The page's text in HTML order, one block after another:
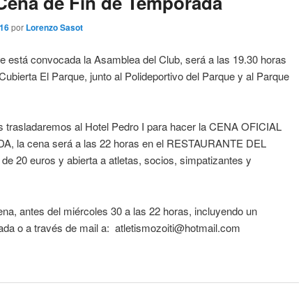
por Lorenzo Sasot
está convocada la Asamblea del Club, será a las 19.30 horas
El Parque, junto al Polideportivo del Parque y al Parque
trasladaremos al Hotel Pedro I para hacer la CENA OFICIAL
la cena será a las 22 horas en el RESTAURANTE DEL
20 euros y abierta a atletas, socios, simpatizantes y
antes del miércoles 30 a las 22 horas, incluyendo un
o a través de mail a: atletismozoiti@hotmail.com